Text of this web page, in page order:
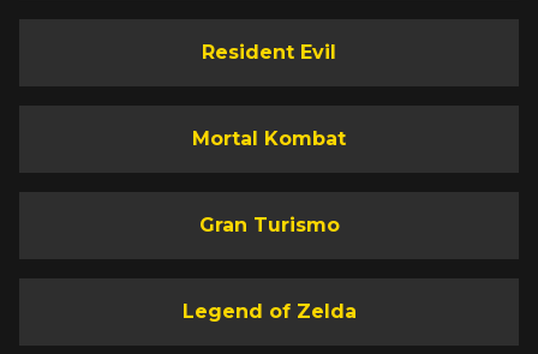
Resident Evil
Mortal Kombat
Gran Turismo
Legend of Zelda